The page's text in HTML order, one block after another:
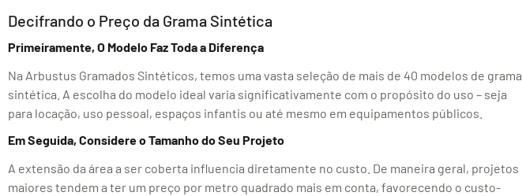
Decifrando o Preço da Grama Sintética
Primeiramente, O Modelo Faz Toda a Diferença
Na Arbustus Gramados Sintéticos, temos uma vasta seleção de mais de 40 modelos de grama
sintética. A escolha do modelo ideal varia significativamente com o propósito do uso – seja
para locação, uso pessoal, espaços infantis ou até mesmo em equipamentos públicos.
Em Seguida, Considere o Tamanho do Seu Projeto
A extensão da área a ser coberta influencia diretamente no custo. De maneira geral, projetos
maiores tendem a ter um preço por metro quadrado mais em conta, favorecendo o custo-